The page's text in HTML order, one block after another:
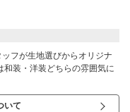
フが生地選びからオリジナ
装・洋装どちらの雰囲気に
いて